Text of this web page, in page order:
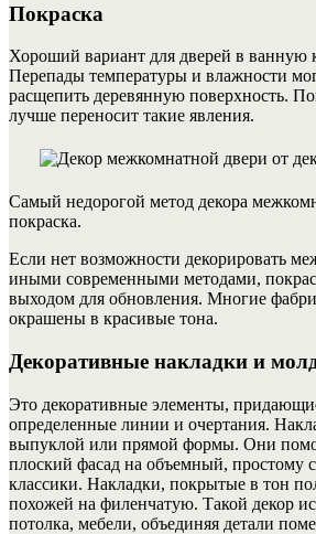
Покраска
Хороший вариант для дверей в ванную
Перепады температуры и влажности
расщепить деревянную поверхность.
лучше переносит такие явления.
Самый недорогой метод декора
покраска.
Если нет возможности декорировать
иными современными методами,
выходом для обновления. Многие
окрашены в красивые тона.
Декоративные накладки и
Это декоративные элементы,
определенные линии и очертания.
выпуклой или прямой формы. Они
плоский фасад на объемный, простому
классики. Накладки, покрытые в тон
похожей на филенчатую. Такой декор
потолка, мебели, объединяя детали